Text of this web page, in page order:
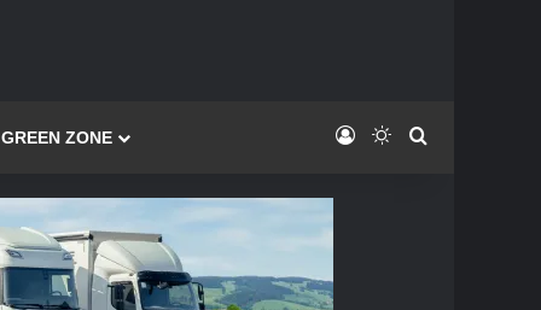
GREEN ZONE Log InSwitch skin